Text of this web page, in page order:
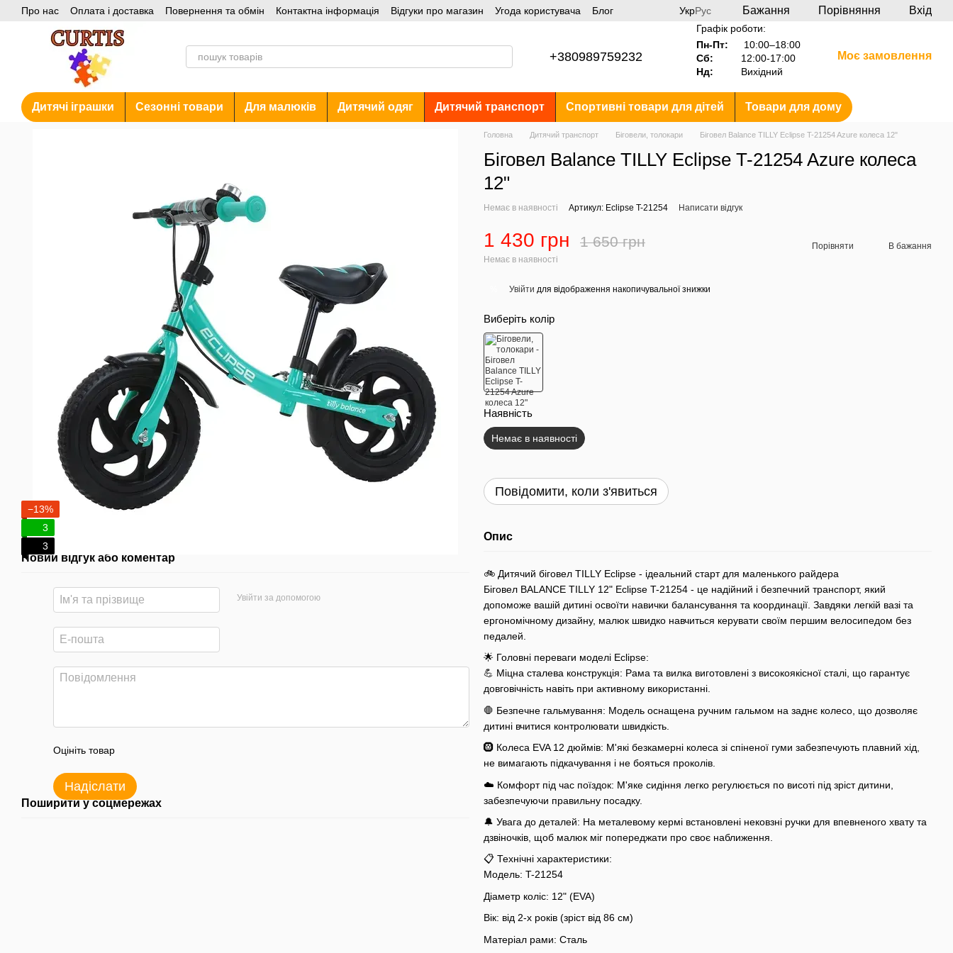
Перейти до основного контенту
Про нас Оплата і доставка Повернення та обмін Контактна інформація Відгуки про магазин Угода користувача
Блог
УкрРус Бажання Порівняння Вхід
+380989759232
Графік роботи:
Пн-Пт:
10:00–18:00
Сб:
12:00-17:00
Нд:
Вихідний
Моє замовлення
Дитячі іграшки Сезонні товари Для малюків Дитячий одяг Дитячий транспорт Спортивні товари для дітей Товари для дому
−13%
3
3
Новий відгук або коментар
Увійти за допомогою
Оцініть товар
Надіслати
Поширити у соцмережах
Головна Дитячий транспорт Біговели, толокари Біговел Balance TILLY Eclipse T-21254 Azure колеса 12"
Біговел Balance TILLY Eclipse T-21254 Azure колеса
12"
Немає в наявності Артикул: Eclipse T-21254 Написати відгук
1 430 грн 1 650 грн
Немає в наявності
Порівняти В бажання
Увійти для відображення накопичувальної знижки
Виберіть колір
Наявність
Немає в наявності
Повідомити, коли з'явиться
Опис
🚲 Дитячий біговел TILLY Eclipse - ідеальний старт для маленького райдера
Біговел BALANCE TILLY 12" Eclipse T-21254 - це надійний і безпечний транспорт, який
допоможе вашій дитині освоїти навички балансування та координації. Завдяки легкій вазі та
ергономічному дизайну, малюк швидко навчиться керувати своїм першим велосипедом без
педалей.
🌟 Головні переваги моделі Eclipse:
💪 Міцна сталева конструкція: Рама та вилка виготовлені з високоякісної сталі, що гарантує
довговічність навіть при активному використанні.
🛑 Безпечне гальмування: Модель оснащена ручним гальмом на заднє колесо, що дозволяє
дитині вчитися контролювати швидкість.
🛞 Колеса EVA 12 дюймів: М'які безкамерні колеса зі спіненої гуми забезпечують плавний хід,
не вимагають підкачування і не бояться проколів.
☁️ Комфорт під час поїздок: М'яке сидіння легко регулюється по висоті під зріст дитини,
забезпечуючи правильну посадку.
🔔 Увага до деталей: На металевому кермі встановлені нековзні ручки для впевненого хвату та
дзвіночків, щоб малюк міг попереджати про своє наближення.
📋 Технічні характеристики:
Модель: T-21254
Діаметр коліс: 12" (EVA)
Вік: від 2-х років (зріст від 86 см)
Матеріал рами: Сталь